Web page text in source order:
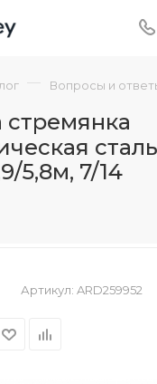
— Вопросы и
5,8м, 7/14
Артикул: ARD259952